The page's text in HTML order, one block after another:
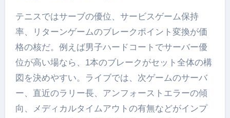
テニスではサーブの優位、サービスゲーム保持
率、リターンゲームのブレークポイント変換が価
格の核だ。例えば男子ハードコートでサーバー優
位が高い場なら、1本のブレークがセット全体の構
図を決めやすい。ライブでは、次ゲームのサーバ
ー、直近のラリー長、アンフォーストエラーの傾
向、メディカルタイムアウトの有無などがインプ